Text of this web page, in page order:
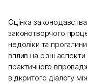
Оцінка
законотворчого
недоліки та
вплив на різні
практичного
відкритого діалогу